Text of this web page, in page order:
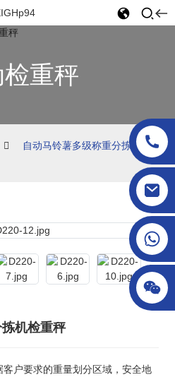
检重秤
自动马铃薯多级称重分拣机检重
机检重秤
户要求的重量划分区域，安全地